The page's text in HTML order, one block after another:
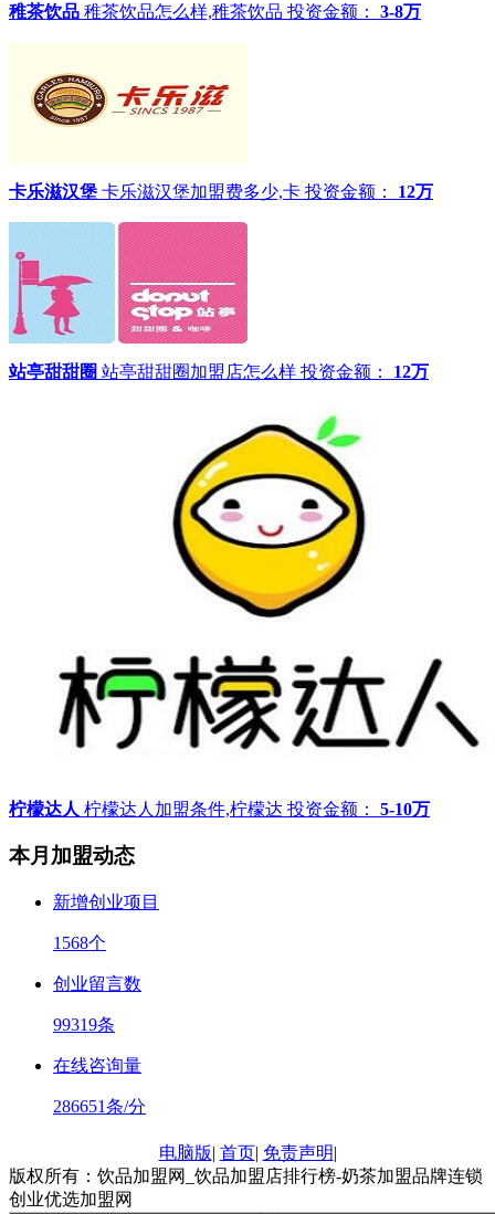
稚茶饮品 稚茶饮品怎么样,稚茶饮品 投资金额： 3-8万
卡乐滋汉堡 卡乐滋汉堡加盟费多少,卡 投资金额： 12万
站亭甜甜圈 站亭甜甜圈加盟店怎么样 投资金额： 12万
柠檬达人 柠檬达人加盟条件,柠檬达 投资金额： 5-10万
本月加盟动态
新增创业项目
1568个
创业留言数
99319条
在线咨询量
286651条/分
电脑版| 首页| 免责声明|
版权所有：饮品加盟网_饮品加盟店排行榜-奶茶加盟品牌连锁
创业优选加盟网